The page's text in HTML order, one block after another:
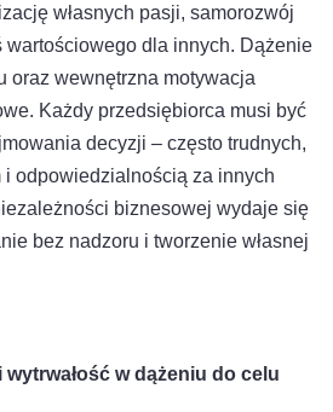
własnych pasji, samorozwój
wartościowego dla innych. Dążenie
oraz wewnętrzna motywacja
Każdy przedsiębiorca musi być
decyzji – często trudnych,
odpowiedzialnością za innych
biznesowej wydaje się
bez nadzoru i tworzenie własnej
w dążeniu do celu